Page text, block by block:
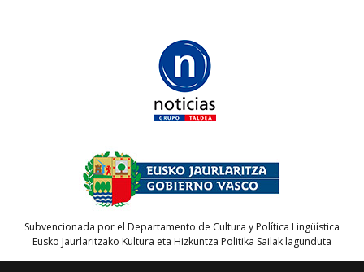
Subvencionada por el Departamento de Cultura y Política Lingüística
Eusko Jaurlaritzako Kultura eta Hizkuntza Politika Sailak lagunduta